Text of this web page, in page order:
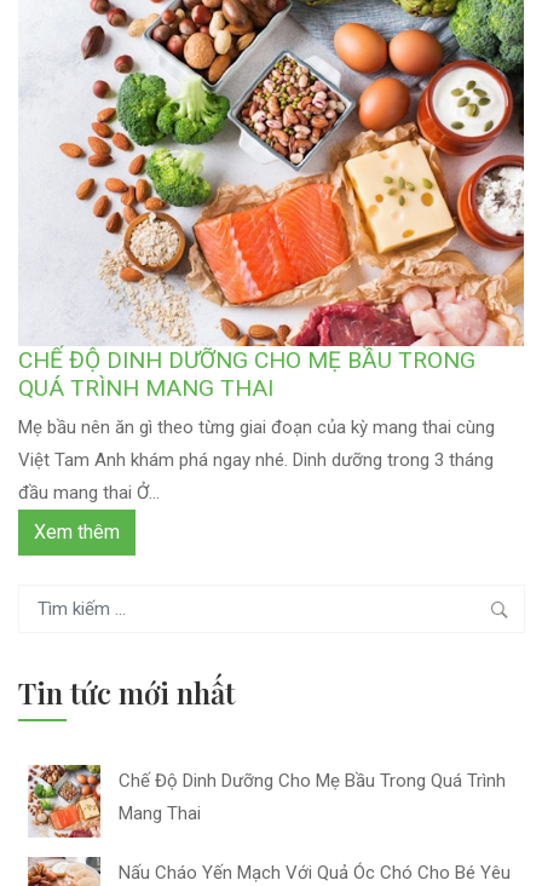
CHẾ ĐỘ DINH DƯỠNG CHO MẸ BẦU TRONG
QUÁ TRÌNH MANG THAI
Mẹ bầu nên ăn gì theo từng giai đoạn của kỳ mang thai cùng
Việt Tam Anh khám phá ngay nhé. Dinh dưỡng trong 3 tháng
đầu mang thai Ở...
Xem thêm
Tin tức mới nhất
Chế Độ Dinh Dưỡng Cho Mẹ Bầu Trong Quá Trình
Mang Thai
Nấu Cháo Yến Mạch Với Quả Óc Chó Cho Bé Yêu